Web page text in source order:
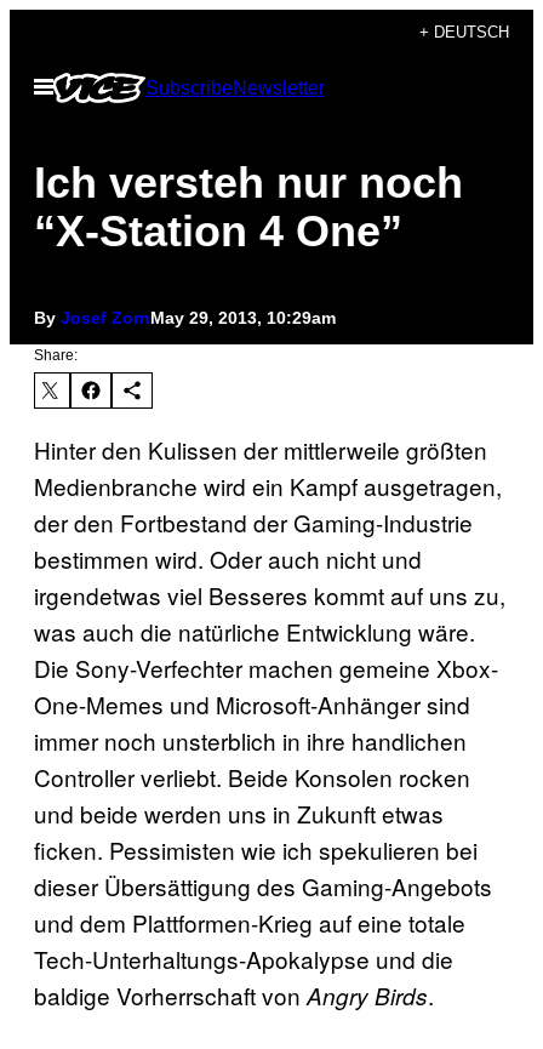
content
+ DEUTSCH
Open
Menu
SubscribeNewsletter
Ich versteh nur noch
“X-Station 4 One”
By Josef ZornMay 29, 2013, 10:29am
Share:
Hinter den Kulissen der mittlerweile größten
Medienbranche wird ein Kampf ausgetragen,
der den Fortbestand der Gaming-Industrie
bestimmen wird. Oder auch nicht und
irgendetwas viel Besseres kommt auf uns zu,
was auch die natürliche Entwicklung wäre.
Die Sony-Verfechter machen gemeine Xbox-
One-Memes und Microsoft-Anhänger sind
immer noch unsterblich in ihre handlichen
Controller verliebt. Beide Konsolen rocken
und beide werden uns in Zukunft etwas
ficken. Pessimisten wie ich spekulieren bei
dieser Übersättigung des Gaming-Angebots
und dem Plattformen-Krieg auf eine totale
Tech-Unterhaltungs-Apokalypse und die
baldige Vorherrschaft von Angry Birds.